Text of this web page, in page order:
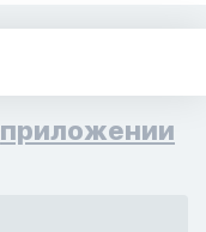
приложении